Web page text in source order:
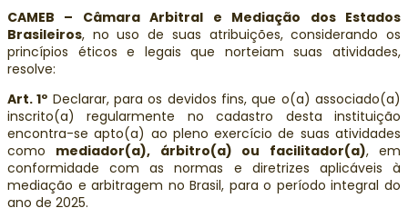
CAMEB – Câmara Arbitral e Mediação dos Estados
Brasileiros, no uso de suas atribuições, considerando os
princípios éticos e legais que norteiam suas atividades,
resolve:
Art. 1º Declarar, para os devidos fins, que o(a) associado(a)
inscrito(a) regularmente no cadastro desta instituição
encontra-se apto(a) ao pleno exercício de suas atividades
como mediador(a), árbitro(a) ou facilitador(a), em
conformidade com as normas e diretrizes aplicáveis à
mediação e arbitragem no Brasil, para o período integral do
ano de 2025.